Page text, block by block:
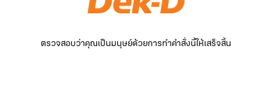
ตรวจสอบว่าคุณเป็นมนุษย์ด้วยการทำคำสั่งนี้ให้เสร็จสิ้น